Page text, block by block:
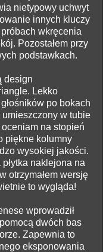
nietypowy uchwyt
innych kluczy
wkręcenia
Pozostałem przy
podstawkach.
design
Lekko
po bokach
umieszczony w tubie
na stopień
piękne kolumny
wysokiej jakości.
naklejona na
otrzymałem wersję
to wygląda!
wprowadził
dwóch bas
Zapewnia to
eksponowania